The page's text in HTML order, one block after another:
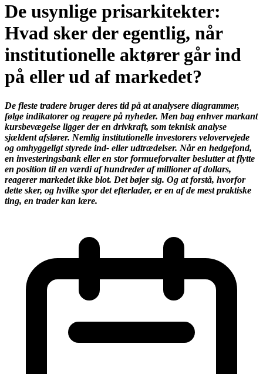
De usynlige prisarkitekter:
Hvad sker der egentlig, når
institutionelle aktører går ind
på eller ud af markedet?
De fleste tradere bruger deres tid på at analysere diagrammer,
følge indikatorer og reagere på nyheder. Men bag enhver markant
kursbevægelse ligger der en drivkraft, som teknisk analyse
sjældent afslører. Nemlig institutionelle investorers velovervejede
og omhyggeligt styrede ind- eller udtrædelser. Når en hedgefond,
en investeringsbank eller en stor formueforvalter beslutter at flytte
en position til en værdi af hundreder af millioner af dollars,
reagerer markedet ikke blot. Det bøjer sig. Og at forstå, hvorfor
dette sker, og hvilke spor det efterlader, er en af de mest praktiske
ting, en trader kan lære.